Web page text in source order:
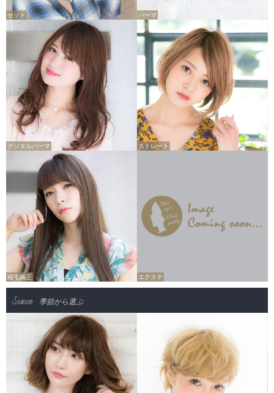
セット パーマ
デジタルパーマ ストレート
縮毛矯正 エクステ
Season 季節から選ぶ